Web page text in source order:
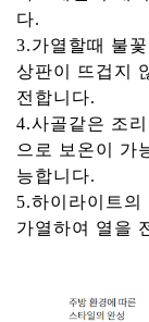
다.
3.가열할때 불
상판이 뜨겁지
전합니다.
4.사골같은 조
으로 보온이 가
능합니다.
5.하이라이트의
가열하여 열을